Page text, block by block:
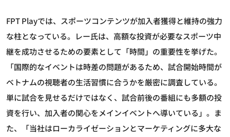
FPT Playでは、スポーツコンテンツが加入者獲得と維持の強力
な柱となっている。レー氏は、高額な投資が必要なスポーツ中
継を成功させるための要素として「時間」の重要性を挙げた。
「国際的なイベントは時差の問題があるため、試合開始時間が
ベトナムの視聴者の生活習慣に合うかを厳密に調査している。
単に試合を見せるだけではなく、試合前後の番組にも多額の投
資を行い、加入者の関心をメインイベントへ導いている」。ま
た、「当社はローカライゼーションとマーケティングに多大な